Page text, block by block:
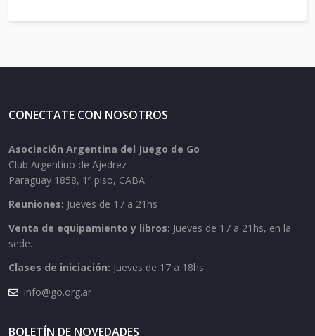
CONECTATE CON NOSOTROS
Asociación Argentina del Juego de Go
Club Argentino de Ajedrez
Paraguay 1858, 1º piso, CABA
Reuniones: Jueves de 17 a 21hs
Venta de equipamiento y libros: Jueves de 17 a 21hs, en la
sede.
Clases de iniciación: Jueves de 17 a 18hs
info@go.org.ar
BOLETÍN DE NOVEDADES